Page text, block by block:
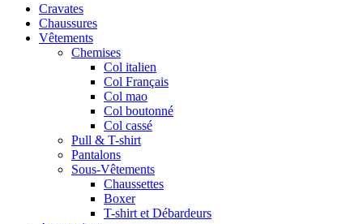
Cravates
Chaussures
Vêtements
Chemises
Col italien
Col Français
Col mao
Col boutonné
Col cassé
Pull & T-shirt
Pantalons
Sous-Vêtements
Chaussettes
Boxer
T-shirt et Débardeurs